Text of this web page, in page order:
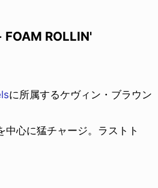
ROLLIN'
に所属するケヴィン・ブラウン
中心に猛チャージ。ラストト